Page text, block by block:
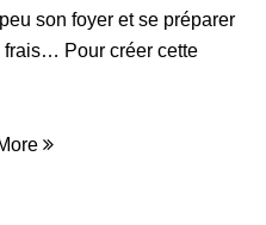
son foyer et se préparer
frais… Pour créer cette
